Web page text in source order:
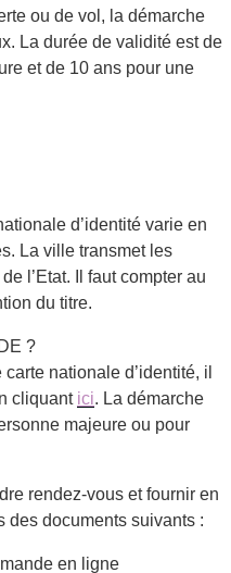
ou de vol, la démarche
La durée de validité est de
et de 10 ans pour une
d’identité varie en
La ville transmet les
l’Etat. Il faut compter au
du titre.
?
nationale d’identité, il
cliquant ici. La démarche
majeure ou pour
rendez-vous et fournir en
des documents suivants :
en ligne